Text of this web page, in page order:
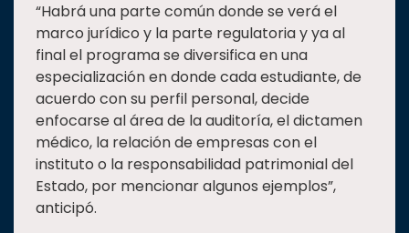
“Habrá una parte común donde se verá el
marco jurídico y la parte regulatoria y ya al
final el programa se diversifica en una
especialización en donde cada estudiante, de
acuerdo con su perfil personal, decide
enfocarse al área de la auditoría, el dictamen
médico, la relación de empresas con el
instituto o la responsabilidad patrimonial del
Estado, por mencionar algunos ejemplos”,
anticipó.